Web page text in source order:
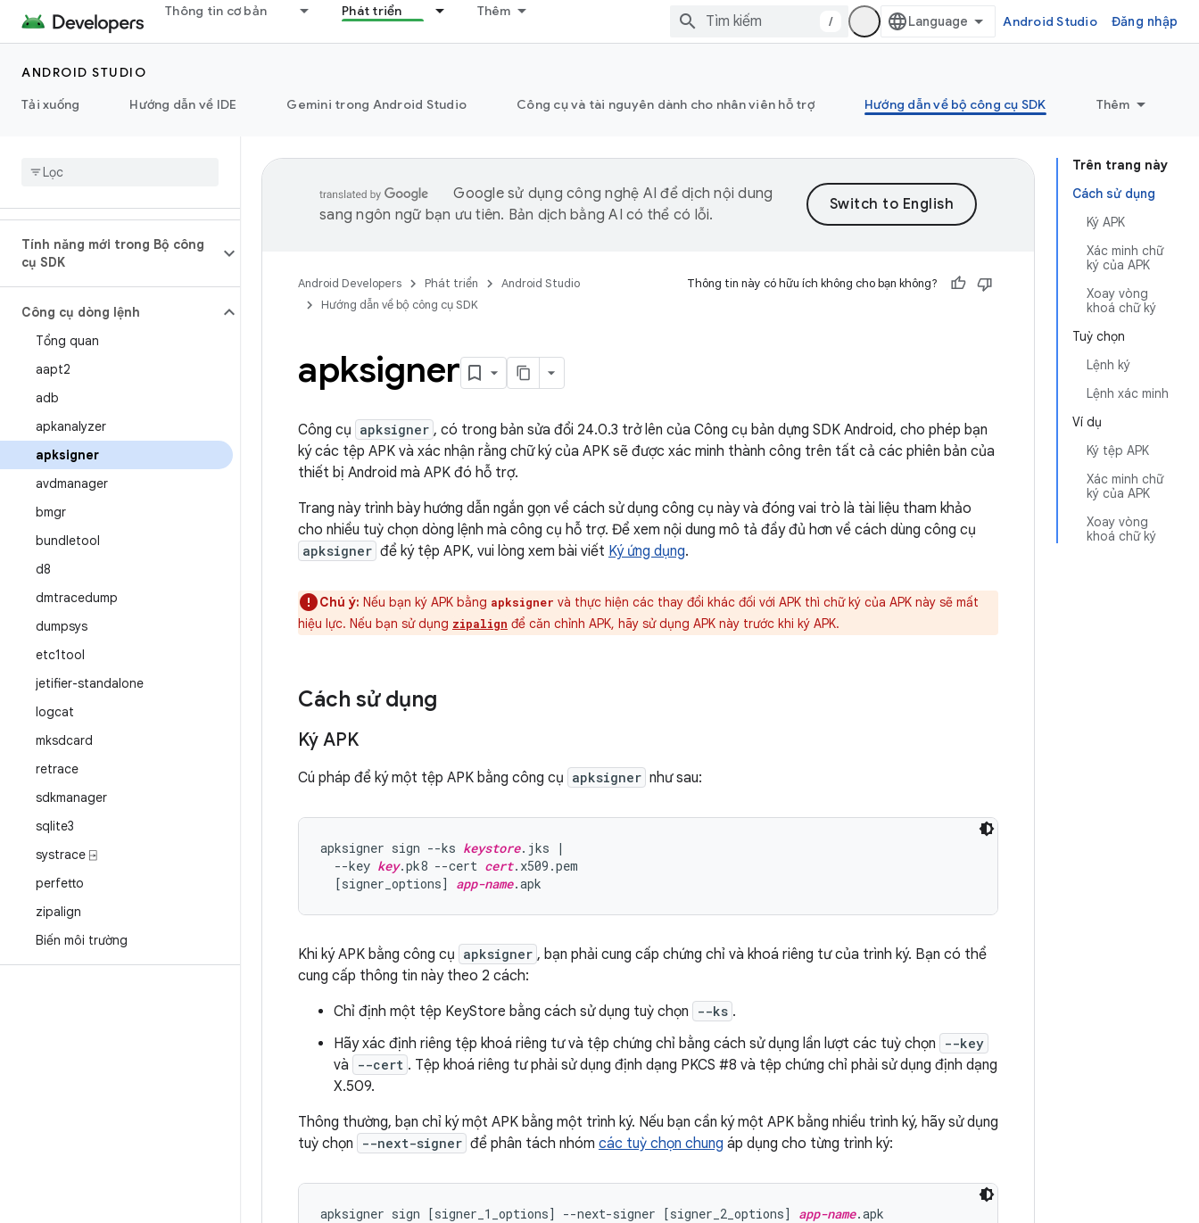
Thông tin cơ bản Phát triển Thêm
/ Android Studio Đăng nhập
ANDROID STUDIO
Tải xuống
Hướng dẫn về IDE Gemini trong Android Studio Công cụ và tài nguyên dành cho nhân viên hỗ trợ Hướng dẫn về bộ công cụ SDK Thêm
Tính năng mới trong Bộ công
cụ SDK
Công cụ dòng lệnh
Tổng quan
aapt2
adb
apkanalyzer
apksigner
avdmanager
bmgr
bundletool
d8
dmtracedump
dumpsys
etc1tool
jetifier-standalone
logcat
mksdcard
retrace
sdkmanager
sqlite3
systrace ⍈
perfetto
zipalign
Biến môi trường
Trên trang này
Cách sử dụng
Ký APK
Xác minh chữ
ký của APK
Xoay vòng
khoá chữ ký
Tuỳ chọn
Lệnh ký
Lệnh xác minh
Ví dụ
Ký tệp APK
Xác minh chữ
ký của APK
Xoay vòng
khoá chữ ký
Google sử dụng công nghệ AI để dịch nội dung
sang ngôn ngữ bạn ưu tiên. Bản dịch bằng AI có thể có lỗi.
Android Developers Phát triển
Android Studio
Hướng dẫn về bộ công cụ SDK
Thông tin này có hữu ích không cho bạn không?
apksigner
Công cụ apksigner , có trong bản sửa đổi 24.0.3 trở lên của Công cụ bản dựng SDK Android, cho phép bạn
ký các tệp APK và xác nhận rằng chữ ký của APK sẽ được xác minh thành công trên tất cả các phiên bản của
thiết bị Android mà APK đó hỗ trợ.
Trang này trình bày hướng dẫn ngắn gọn về cách sử dụng công cụ này và đóng vai trò là tài liệu tham khảo
cho nhiều tuỳ chọn dòng lệnh mà công cụ hỗ trợ. Để xem nội dung mô tả đầy đủ hơn về cách dùng công cụ
apksigner để ký tệp APK, vui lòng xem bài viết Ký ứng dụng.
Chú ý: Nếu bạn ký APK bằng apksigner và thực hiện các thay đổi khác đối với APK thì chữ ký của APK này sẽ mất
hiệu lực. Nếu bạn sử dụng zipalign để căn chỉnh APK, hãy sử dụng APK này trước khi ký APK.
Cách sử dụng
Ký APK
Cú pháp để ký một tệp APK bằng công cụ apksigner như sau:
apksigner sign --ks keystore.jks |
  --key
key.pk8 --cert cert.x509.pem
  [signer_options]
app-name
Khi ký APK bằng công cụ apksigner , bạn phải cung cấp chứng chỉ và khoá riêng tư của trình ký. Bạn có thể
cung cấp thông tin này theo 2 cách:
Chỉ định một tệp KeyStore bằng cách sử dụng tuỳ chọn
--ks .
Hãy xác định riêng tệp khoá riêng tư và tệp chứng chỉ bằng cách sử dụng lần lượt các tuỳ chọn
--key
và --cert . Tệp khoá riêng tư phải sử dụng định dạng PKCS #8 và tệp chứng chỉ phải sử dụng định dạng
X.509.
Thông thường, bạn chỉ ký một APK bằng một trình ký. Nếu bạn cần ký một APK bằng nhiều trình ký, hãy sử dụng
tuỳ chọn
--next-signer để phân tách nhóm các tuỳ chọn chung áp dụng cho từng trình ký:
apksigner sign [signer_1_options] --next-signer [signer_2_options] app-name